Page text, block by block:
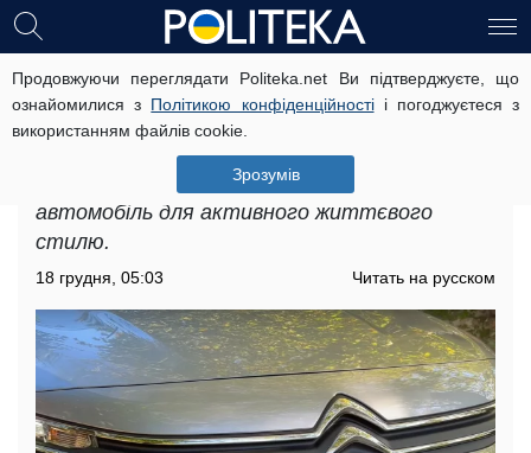
Продовжуючи переглядати Politeka.net Ви підтверджуєте, що
ознайомилися з Політикою конфіденційностіі погоджуєтеся з
використанням файлів cookie.
Зрозумів
Новий Citroen Berlingo 2022 тепер
електромобіль: як виглядає
оновлений фургон
Новий Citroen e-Berlingo 2022 - це ідеальний
автомобіль для активного життєвого
стилю.
18 грудня, 05:03 Читать на русском